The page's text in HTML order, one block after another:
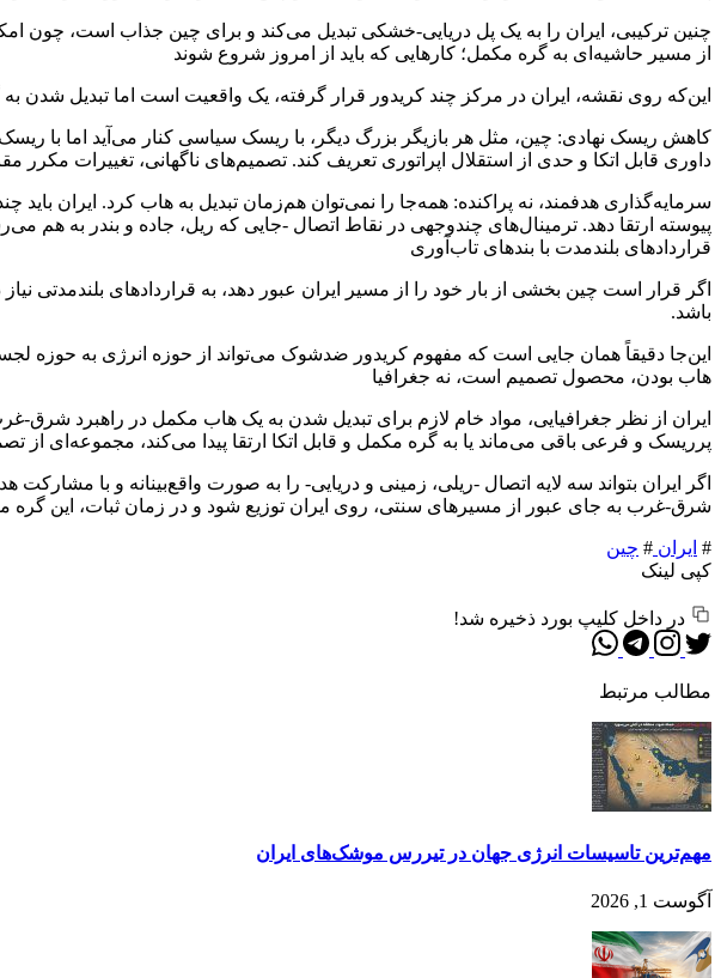
چنین ترکیبی، ایران را به یک پل دریایی-خشکی تبدیل می‌کند و برای چین جذاب است، چون
از مسیر حاشیه‌ای به گره مکمل؛ کارهایی که باید از امروز شروع شوند
این‌که روی نقشه، ایران در مرکز چند کریدور قرار گرفته، یک واقعیت است اما تبدیل شدن
کاهش ریسک نهادی: چین، مثل هر بازیگر بزرگ دیگر، با ریسک سیاسی کنار می‌آید اما با ریسک
داوری قابل اتکا و حدی از استقلال اپراتوری تعریف کند. تصمیم‌های ناگهانی، تغییرات
سرمایه‌گذاری هدفمند، نه پراکنده: همه‌جا را نمی‌توان هم‌زمان تبدیل به هاب کرد. ایران
پیوسته ارتقا دهد. ترمینال‌های چندوجهی در نقاط اتصال -جایی که ریل، جاده و بندر به هم
قراردادهای بلندمدت با بندهای تاب‌آوری
اگر قرار است چین بخشی از بار خود را از مسیر ایران عبور دهد، به قراردادهای
باشد.
این‌جا دقیقاً همان جایی است که مفهوم کریدور ضدشوک می‌تواند از حوزه انرژی به حوزه
هاب بودن، محصول تصمیم است، نه جغرافیا
ایران از نظر جغرافیایی، مواد خام لازم برای تبدیل شدن به یک هاب مکمل در راهبرد شرق-
پرریسک و فرعی باقی می‌ماند یا به گره مکمل و قابل اتکا ارتقا پیدا می‌کند، مجموعه‌ای
اگر ایران بتواند سه لایه اتصال -ریلی، زمینی و دریایی- را به صورت واقع‌بینانه و با
شرق-غرب به جای عبور از مسیرهای سنتی، روی ایران توزیع شود و در زمان ثبات، این گره
# ایران # چین
کپی لینک
در داخل کلیپ بورد ذخیره شد!
مطالب مرتبط
مهم‌تر‌ین تاسیسات انرژی جهان در تیررس موشک‌های ایران
آگوست 1, 2026